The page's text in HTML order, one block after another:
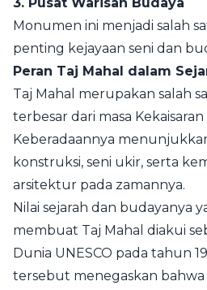
Monumen ini menjadi salah
penting kejayaan seni dan
Peran Taj Mahal dalam
Taj Mahal merupakan salah
terbesar dari masa
Keberadaannya
konstruksi, seni ukir, serta
arsitektur pada zamannya.
Nilai sejarah dan budayanya
membuat Taj Mahal diakui
Dunia UNESCO pada tahun
tersebut menegaskan